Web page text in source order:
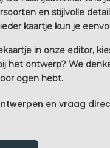
en stijlvolle
kaartje kun je
in onze editor,
het ontwerp? We
ogen hebt.
en vraag